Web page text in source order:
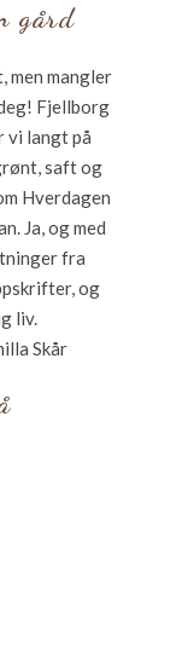
gård
men mangler
Fjellborg
vi langt på
saft og
Hverdagen
Ja, og med
fra
og
liv.
Skår